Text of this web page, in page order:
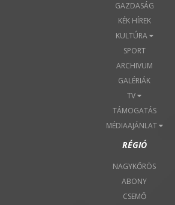
GAZDASÁG
KÉK HÍREK
KULTÚRA
SPORT
ARCHIVUM
GALÉRIÁK
TV
TÁMOGATÁS
MÉDIAAJÁNLAT
RÉGIÓ
NAGYKŐRÖS
ABONY
CSEMŐ